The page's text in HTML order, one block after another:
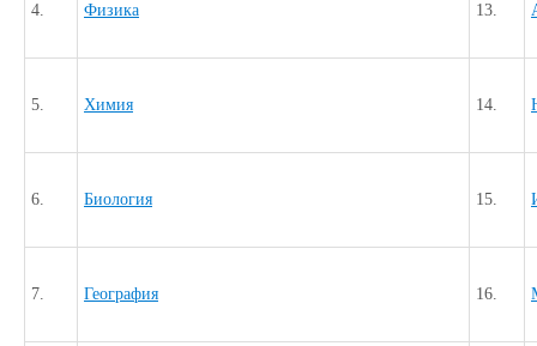
4. Физика 13.
5. Химия 14.
6. Биология 15.
7. География 16.